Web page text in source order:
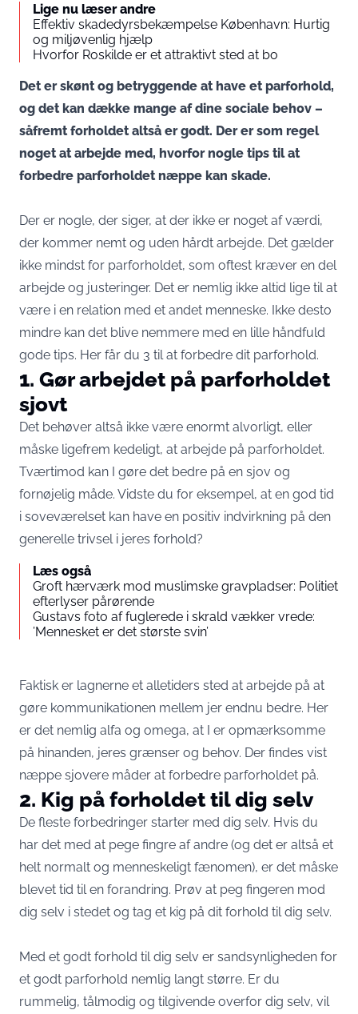
Lige nu læser andre
Effektiv skadedyrsbekæmpelse København: Hurtig
og miljøvenlig hjælp
Hvorfor Roskilde er et attraktivt sted at bo
Det er skønt og betryggende at have et parforhold,
og det kan dække mange af dine sociale behov –
såfremt forholdet altså er godt. Der er som regel
noget at arbejde med, hvorfor nogle tips til at
forbedre parforholdet næppe kan skade.
Der er nogle, der siger, at der ikke er noget af værdi,
der kommer nemt og uden hårdt arbejde. Det gælder
ikke mindst for parforholdet, som oftest kræver en del
arbejde og justeringer. Det er nemlig ikke altid lige til at
være i en relation med et andet menneske. Ikke desto
mindre kan det blive nemmere med en lille håndfuld
gode tips. Her får du 3 til at forbedre dit parforhold.
1. Gør arbejdet på parforholdet
sjovt
Det behøver altså ikke være enormt alvorligt, eller
måske ligefrem kedeligt, at arbejde på parforholdet.
Tværtimod kan I gøre det bedre på en sjov og
fornøjelig måde. Vidste du for eksempel, at en god tid
i soveværelset kan have en positiv indvirkning på den
generelle trivsel i jeres forhold?
Læs også
Groft hærværk mod muslimske gravpladser: Politiet
efterlyser pårørende
Gustavs foto af fuglerede i skrald vækker vrede:
’Mennesket er det største svin’
Faktisk er lagnerne et alletiders sted at arbejde på at
gøre kommunikationen mellem jer endnu bedre. Her
er det nemlig alfa og omega, at I er opmærksomme
på hinanden, jeres grænser og behov. Der findes vist
næppe sjovere måder at forbedre parforholdet på.
2. Kig på forholdet til dig selv
De fleste forbedringer starter med dig selv. Hvis du
har det med at pege fingre af andre (og det er altså et
helt normalt og menneskeligt fænomen), er det måske
blevet tid til en forandring. Prøv at peg fingeren mod
dig selv i stedet og tag et kig på dit forhold til dig selv.
Med et godt forhold til dig selv er sandsynligheden for
et godt parforhold nemlig langt større. Er du
rummelig, tålmodig og tilgivende overfor dig selv, vil